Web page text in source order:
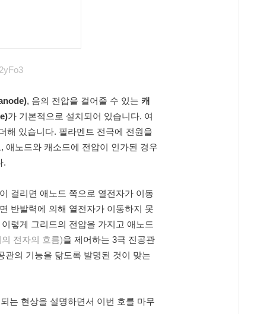
, 음의 전압을 걸어줄 수 있는 캐
가 기본적으로 설치되어 있습니다. 여
해 있습니다. 필라멘트 전극에 전원을
애노드와 캐소드에 전압이 인가된 경우
.
걸리면 애노드 쪽으로 열전자가 이동
반발력에 의해 열전자가 이동하지 못
렇게 그리드의 전압을 가지고 애노드
전자의 흐름)을 제어하는 3극 진공관
관의 기능을 닮도록 발명된 것이 맞는
는 현상을 설명하면서 이번 호를 마무